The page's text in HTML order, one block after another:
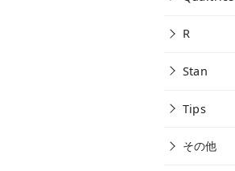
R
Stan
Tips
その他